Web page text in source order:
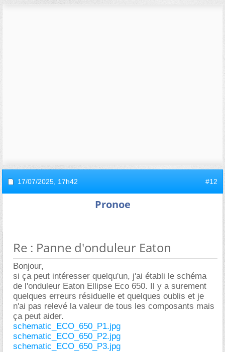
17/07/2025, 17h42 #12
Pronoe
Re : Panne d'onduleur Eaton
Bonjour,
si ça peut intéresser quelqu'un, j'ai établi le schéma
de l'onduleur Eaton Ellipse Eco 650. Il y a surement
quelques erreurs résiduelle et quelques oublis et je
n'ai pas relevé la valeur de tous les composants mais
ça peut aider.
schematic_ECO_650_P1.jpg
schematic_ECO_650_P2.jpg
schematic_ECO_650_P3.jpg